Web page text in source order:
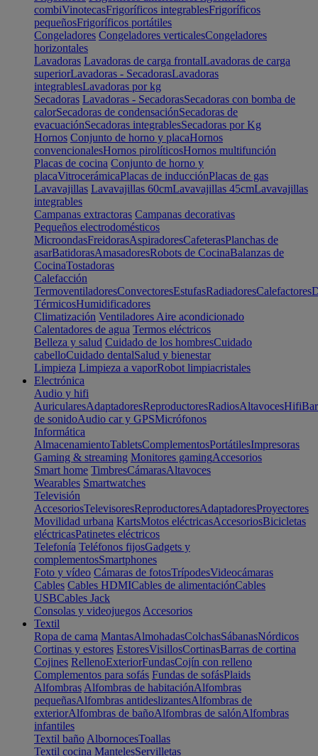
combiVinotecasFrigoríficos integrablesFrigoríficos
pequeñosFrigoríficos portátiles
Congeladores Congeladores verticalesCongeladores
horizontales
Lavadoras Lavadoras de carga frontalLavadoras de carga
superiorLavadoras - SecadorasLavadoras
integrablesLavadoras por kg
Secadoras Lavadoras - SecadorasSecadoras con bomba de
calorSecadoras de condensaciónSecadoras de
evacuaciónSecadoras integrablesSecadoras por Kg
Hornos Conjunto de horno y placaHornos
convencionalesHornos pirolíticosHornos multifunción
Placas de cocina Conjunto de horno y
placaVitrocerámicaPlacas de inducciónPlacas de gas
Lavavajillas Lavavajillas 60cmLavavajillas 45cmLavavajillas
integrables
Campanas extractoras Campanas decorativas
Pequeños electrodomésticos
MicroondasFreidorasAspiradoresCafeterasPlanchas de
asarBatidorasAmasadoresRobots de CocinaBalanzas de
CocinaTostadoras
Calefacción
TermoventiladoresConvectoresEstufasRadiadoresCalefactores
TérmicosHumidificadores
Climatización Ventiladores Aire acondicionado
Calentadores de agua Termos eléctricos
Belleza y salud Cuidado de los hombresCuidado
cabelloCuidado dentalSalud y bienestar
Limpieza Limpieza a vaporRobot limpiacristales
Electrónica
Audio y hifi
AuricularesAdaptadoresReproductoresRadiosAltavocesHifi
de sonidoAudio car y GPSMicrófonos
Informática
AlmacenamientoTabletsComplementosPortátilesImpresoras
Gaming & streaming Monitores gamingAccesorios
Smart home TimbresCámarasAltavoces
Wearables Smartwatches
Televisión
AccesoriosTelevisoresReproductoresAdaptadoresProyectores
Movilidad urbana KartsMotos eléctricasAccesoriosBicicletas
eléctricasPatinetes eléctricos
Telefonía Teléfonos fijosGadgets y
complementosSmartphones
Foto y vídeo Cámaras de fotosTrípodesVideocámaras
Cables Cables HDMICables de alimentaciónCables
USBCables Jack
Consolas y videojuegos Accesorios
Textil
Ropa de cama MantasAlmohadasColchasSábanasNórdicos
Cortinas y estores EstoresVisillosCortinasBarras de cortina
Cojines RellenoExteriorFundasCojín con relleno
Complementos para sofás Fundas de sofásPlaids
Alfombras Alfombras de habitaciónAlfombras
pequeñasAlfombras antideslizantesAlfombras de
exteriorAlfombras de bañoAlfombras de salónAlfombras
infantiles
Textil baño AlbornocesToallas
Textil cocina MantelesServilletas